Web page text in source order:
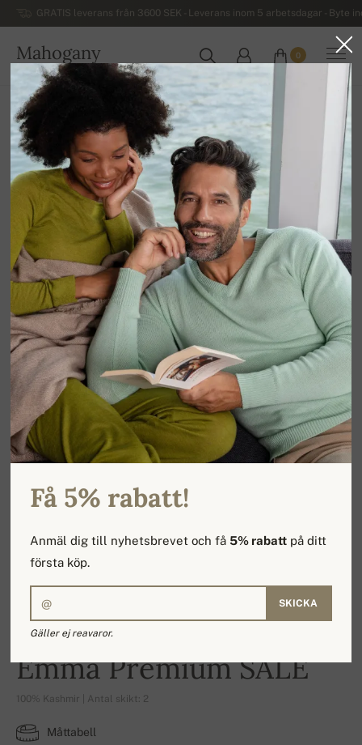
GRATIS leverans från 3600 SEK - Leverans inom 5 arbetsdagar - Byte
Mahogany
SVERIGE
0
Hem
-16%
Emma Premium SALE
100% Kashmir | Antal skikt: 2
Måttabell
Få 5% rabatt!
Anmäl dig till nyhetsbrevet och få5% rabatt på ditt
första köp.
SKICKA
Gäller ej reavaror.